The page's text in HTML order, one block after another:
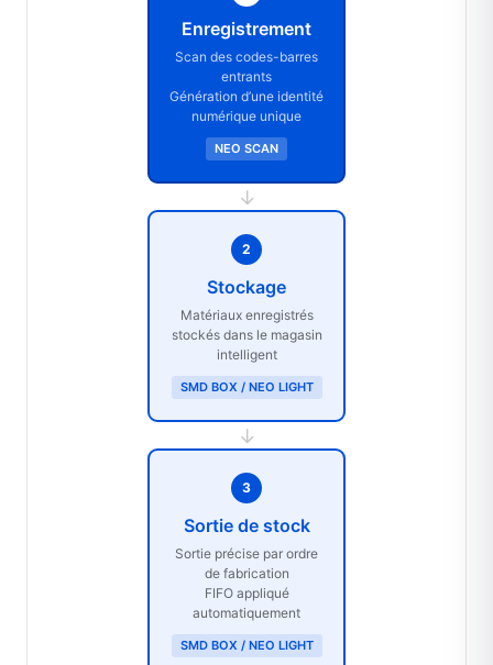
Enregistrement
Scan des codes-barres
entrants
Génération d’une identité
numérique unique
NEO SCAN
→
2
Stockage
Matériaux enregistrés
stockés dans le magasin
intelligent
SMD BOX / NEO LIGHT
→
3
Sortie de stock
Sortie précise par ordre
de fabrication
FIFO appliqué
automatiquement
SMD BOX / NEO LIGHT